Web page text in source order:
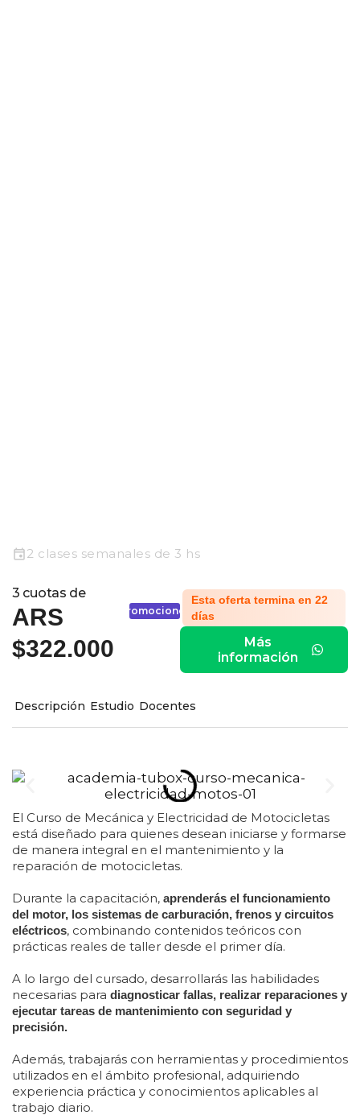
2 clases semanales de 3 hs
3 cuotas de
ARS
$322.000
Promociones
Esta oferta termina en 22
días
Más
información
Descripción Estudio Docentes
El Curso de Mecánica y Electricidad de Motocicletas
está diseñado para quienes desean iniciarse y formarse
de manera integral en el mantenimiento y la
reparación de motocicletas.
Durante la capacitación, aprenderás el funcionamiento
del motor, los sistemas de carburación, frenos y circuitos
eléctricos, combinando contenidos teóricos con
prácticas reales de taller desde el primer día.
A lo largo del cursado, desarrollarás las habilidades
necesarias para diagnosticar fallas, realizar reparaciones y
ejecutar tareas de mantenimiento con seguridad y
precisión.
Además, trabajarás con herramientas y procedimientos
utilizados en el ámbito profesional, adquiriendo
experiencia práctica y conocimientos aplicables al
trabajo diario.